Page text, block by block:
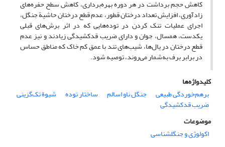
کاهش حجم برداشت در هر دوره بهره‌برداری، کاهش سطح حفره‌های
زادآوری، افزایش تعداد درختان قطور، عدم قطع درختان حاشیة جنگل،
اجرای عملیات تنک کردن در توده‌هایی که در اثر برش‌های قبلی
یکدست، همسال، جوان و دارای ضریب قدکشیدگی زیادند و نیز عدم
قطع درختان در یال‌ها، شیب‌های تند با عمق کم خاک که مناطق حساس
در برابر برف به‌شمار می‌روند، توصیه شود.
کلیدواژه‌ها
برهم‌خوردگی طبیعی
جنگل ناو اسالم ساختار توده شیوة تک‌گزینی
ضریب قدکشیدگی
موضوعات
اکولوژی و جنگلشناسی